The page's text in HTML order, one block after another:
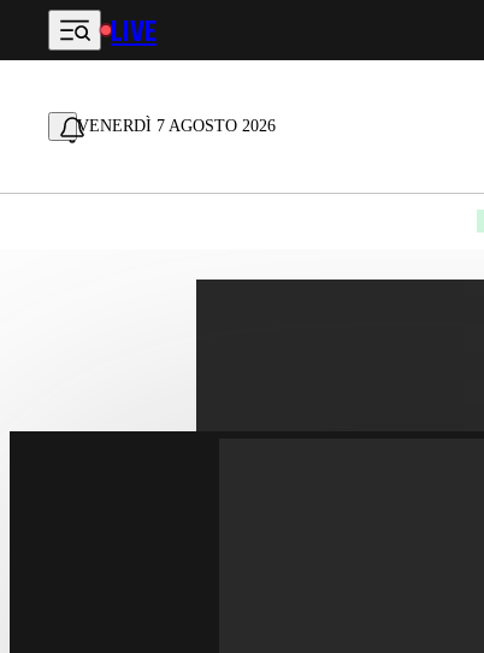
Vai al contenuto principale
LIVE
VENERDÌ 7 AGOSTO 2026